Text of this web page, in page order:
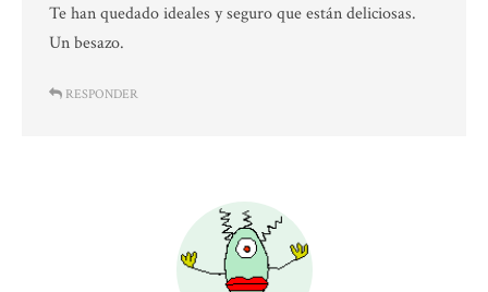
Te han quedado ideales y seguro que están deliciosas.
Un besazo.
RESPONDER